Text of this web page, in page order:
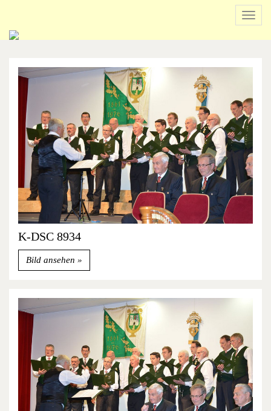
des
Seitenbereichs:
K-DSC 8934
Bild ansehen